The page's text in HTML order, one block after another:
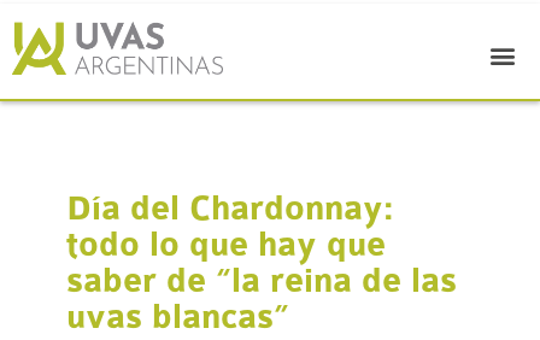
Día del Chardonnay:
todo lo que hay que
saber de “la reina de las
uvas blancas”